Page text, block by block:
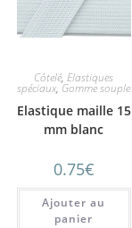
Côtelé,Elastiques
spéciaux,Gomme souple
Elastique maille 15
mm blanc
0.75€
Ajouter au
panier